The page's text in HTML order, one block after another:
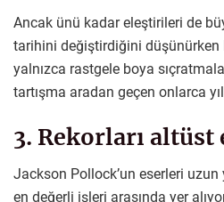
Ancak ünü kadar eleştirileri de
tarihini değiştirdiğini düşünürken
yalnızca rastgele boya
tartışma aradan geçen onlarca
3. Rekorları altüst
Jackson Pollock’un eserleri uzun
en değerli işleri arasında yer